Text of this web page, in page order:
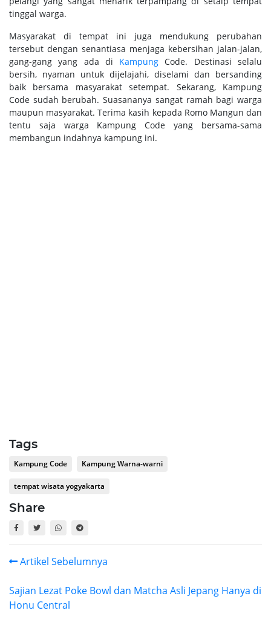
tinggal warga.
Masyarakat di tempat ini juga mendukung perubahan
tersebut dengan senantiasa menjaga kebersihan jalan-jalan,
gang-gang yang ada di Kampung Code. Destinasi selalu
bersih, nyaman untuk dijelajahi, diselami dan bersanding
baik bersama masyarakat setempat. Sekarang, Kampung
Code sudah berubah. Suasananya sangat ramah bagi warga
maupun masyarakat. Terima kasih kepada Romo Mangun dan
tentu saja warga Kampung Code yang bersama-sama
membangun indahnya kampung ini.
Tags
Kampung Code Kampung Warna-warni
tempat wisata yogyakarta
Share
Artikel Sebelumnya
Sajian Lezat Poke Bowl dan Matcha Asli Jepang Hanya di
Honu Central